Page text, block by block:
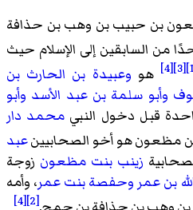
بن حبيب بن وهب بن حذافة
من السابقين إلى الإسلام حيث
[3]
[4] هو وعبيدة بن الحارث بن
وأبو سلمة بن عبد الأسد وأبو
قبل دخول النبي محمد دار
مظعون هو أخو الصحابيينعبد
زينب بنت مظعون زوجة
بن عمر وحفصة بنت عمر، وأمه
[2]
[4]